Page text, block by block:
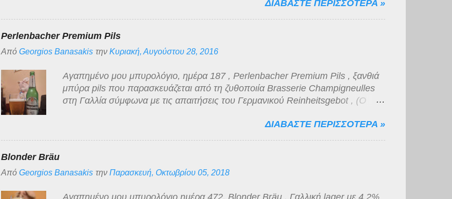
άρωμα της κλασσικό της κατηγορίας, όπως και η γεύση της, βυνώδης,
αρκετά τίμια!
ΔΙΑΒΑΣΤΕ ΠΕΡΙΣΣΟΤΕΡΑ »
Perlenbacher Premium Pils
Από Georgios Banasakis την Κυριακή, Αυγούστου 28, 2016
Αγαπημένο μου μπυρολόγιο, ημέρα 187 , Perlenbacher Premium Pils , ξανθιά
μπύρα pils που παρασκευάζεται από τη ζυθοποιία Brasserie Champigneulles
στη Γαλλία σύμφωνα με τις απαιτήσεις του Γερμανικού Reinheitsgebot , (Ο
πώληση από μεγάλη Γερμανική αλυσίδα supermarket που δραστηριοποιείται
σωρού".
ΔΙΑΒΑΣΤΕ ΠΕΡΙΣΣΟΤΕΡΑ »
Blonder Bräu
Από Georgios Banasakis την Παρασκευή, Οκτωβρίου 05, 2018
Αγαπημένο μου μπυρολόγιο ημέρα 472, Blonder Bräu , Γαλλική lager με 4,2%